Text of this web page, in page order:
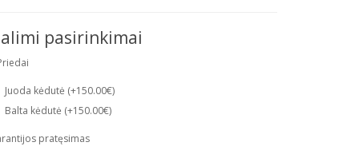
pasirinkimai
Juoda kėdutė (+150.00€)
Balta kėdutė (+150.00€)
pratęsimas